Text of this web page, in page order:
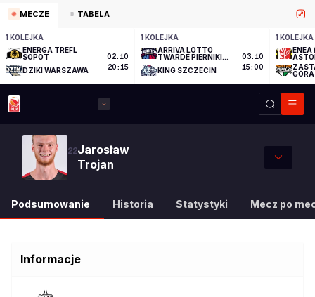
MECZE TABELA
1 KOLEJKA
ENERGA TREFL
SOPOT
DZIKI WARSZAWA
02.10
20:15
1 KOLEJKA
ARRIVA LOTTO
TWARDE PIERNIKI
KING SZCZECIN
03.10
15:00
1 KOLEJKA
ENEA
GÓRA
22Jarosław
Trojan
Podsumowanie Historia Statystyki Mecz po
Informacje